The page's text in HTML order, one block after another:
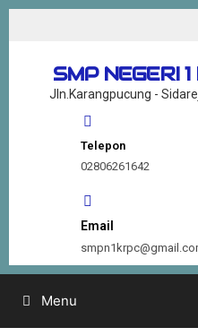
SMP NEGERI
Jln.Karangpucung -
Telepon
02806261642
Email
Menu